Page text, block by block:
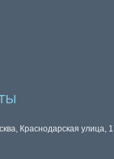
Краснодарская улица,